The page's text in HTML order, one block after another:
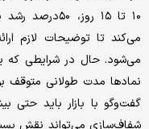
۱۰ تا ۱۵
می‌کند تا توضیحات لازم
می‌شود. حال در شرایطی که
نمادها مدت طولانی متوقف
گفت‌وگو با بازار باید حتی
شفاف‌سازی می‌تواند نقش